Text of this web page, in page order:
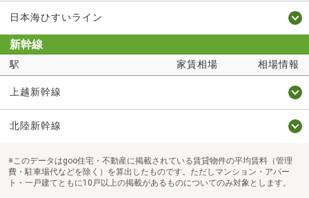
日本海ひすいライン
新幹線
駅 家賃相場 相場情報
上越新幹線
北陸新幹線
※このデータはgoo住宅・不動産に掲載されている賃貸物件の平均賃料（管理
費・駐車場代などを除く）を算出したものです。ただしマンション・アパー
ト・一戸建てともに10戸以上の掲載があるものについてのみ対象とします。